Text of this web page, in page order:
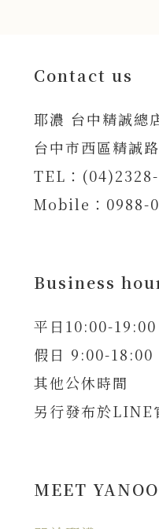
Contact us
耶濃 台中精誠總
台中市西區精誠
TEL：
Mobile：0988-
Business
平日10:00-19:00
假日 9:00-18:00
其他公休時間
另行發布於LINE
MEET